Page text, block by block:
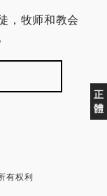
正
體
，牧师和教会
有权利